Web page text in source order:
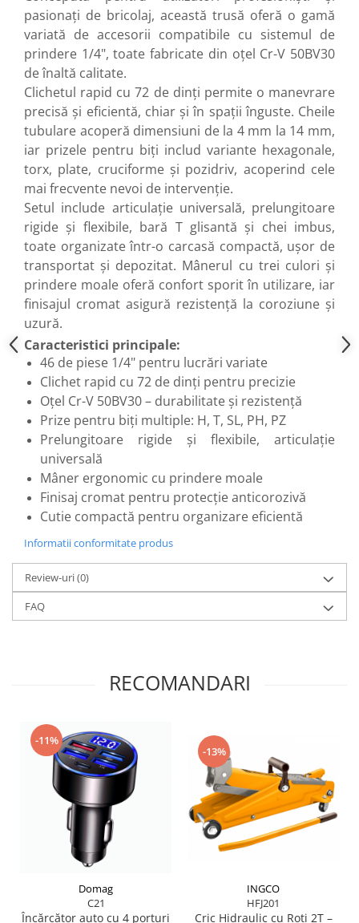
Mixere mortar
Motoare electrice
Pistoale de bătut cuie
Polizoare
Seturi aparate electrice
Testere electrice
Unelte multifuncționale
Vibratoare pentru beton
Scule manuale
Aparate de Tăiat Gresie
Briceag multifuncțional
Ciocan
Clești
Dălți pentru Lemn
Menghine
Scule pentru Gresie și Sticlă
Scule pentru grădină
Suflantă frunze
Suporturi laptop
Tirbușoane și deschizătoare de
sticle
Trafalet
Trimmere
Trusă tubulare
Unelte pentru altoit
Unelte pentru grădină
Greble
Motoforeze și Burghie de Pământ
pasionați de bricolaj, această trusă oferă o gamă
variată de accesorii compatibile cu sistemul de
prindere 1/4", toate fabricate din oțel Cr-V 50BV30
de înaltă calitate.
Clichetul rapid cu 72 de dinți permite o manevrare
precisă și eficientă, chiar și în spații înguste. Cheile
tubulare acoperă dimensiuni de la 4 mm la 14 mm,
iar prizele pentru biți includ variante hexagonale,
torx, plate, cruciforme și pozidriv, acoperind cele
mai frecvente nevoi de intervenție.
Setul include articulație universală, prelungitoare
rigide și flexibile, bară T glisantă și chei imbus,
toate organizate într-o carcasă compactă, ușor de
transportat și depozitat. Mânerul cu trei culori și
prindere moale oferă confort sporit în utilizare, iar
finisajul cromat asigură rezistență la coroziune și
uzură.
Caracteristici principale:
46 de piese 1/4" pentru lucrări variate
Clichet rapid cu 72 de dinți pentru precizie
Oțel Cr-V 50BV30 – durabilitate și rezistență
Prize pentru biți multiple: H, T, SL, PH, PZ
Prelungitoare rigide și flexibile, articulație
universală
Mâner ergonomic cu prindere moale
Finisaj cromat pentru protecție anticorozivă
Cutie compactă pentru organizare eficientă
Informatii conformitate produs
Review-uri(0)
FAQ
RECOMANDARI
-11%
Domag
C21
Încărcător auto cu 4 porturi
-13%
INGCO
HFJ201
Cric Hidraulic cu Roti 2T –